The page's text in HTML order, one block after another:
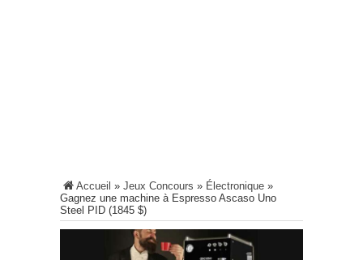
Accueil » Jeux Concours » Électronique »
Gagnez une machine à Espresso Ascaso Uno
Steel PID (1845 $)